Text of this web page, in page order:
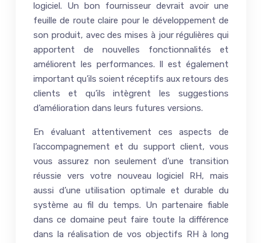
logiciel. Un bon fournisseur devrait avoir une
feuille de route claire pour le développement de
son produit, avec des mises à jour régulières qui
apportent de nouvelles fonctionnalités et
améliorent les performances. Il est également
important qu’ils soient réceptifs aux retours des
clients et qu’ils intègrent les suggestions
d’amélioration dans leurs futures versions.
En évaluant attentivement ces aspects de
l’accompagnement et du support client, vous
vous assurez non seulement d’une transition
réussie vers votre nouveau logiciel RH, mais
aussi d’une utilisation optimale et durable du
système au fil du temps. Un partenaire fiable
dans ce domaine peut faire toute la différence
dans la réalisation de vos objectifs RH à long